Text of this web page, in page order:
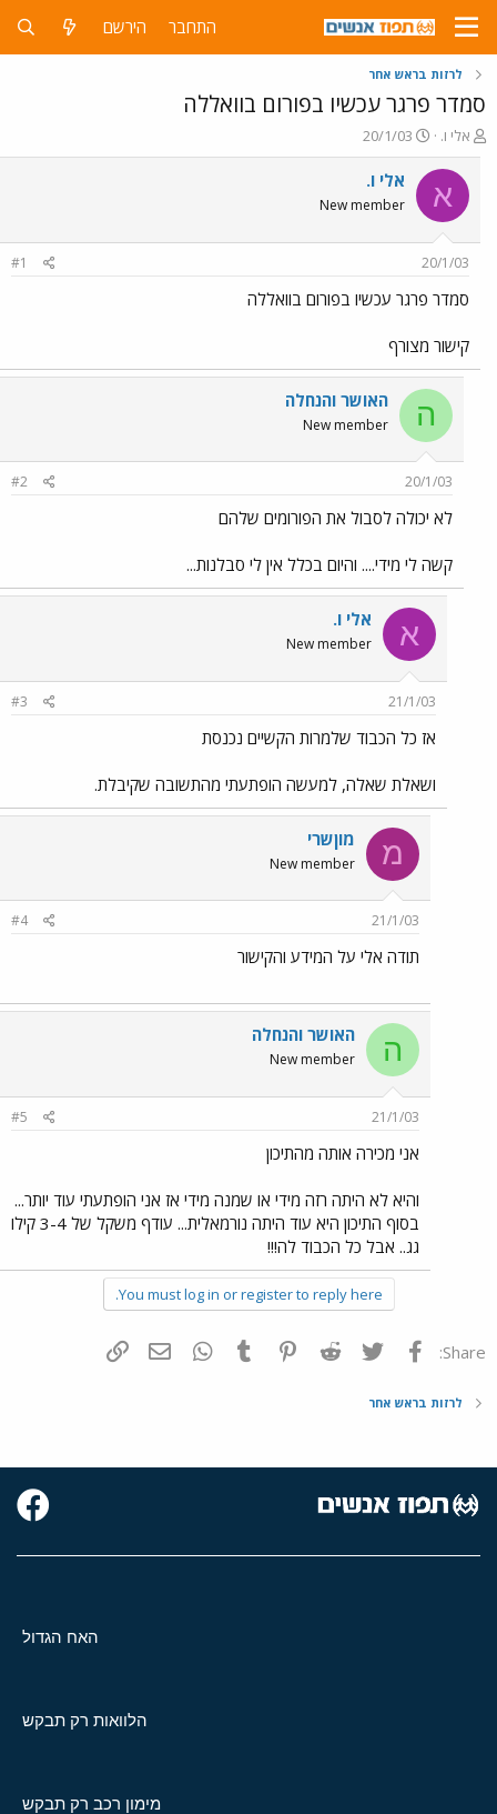
התחבר הירשם
לרזות בראש אחר
סמדר פרגר עכשיו בפורום בוואללה
פ
ו
ת
ח
ה
ש
א
אלי ו.
פ
ו
ר
20/1/03
א אלי ו.
New member
20/1/03
#1
סמדר פרגר עכשיו בפורום בוואללה
קישור מצורף
ה האושר והנחלה
New member
20/1/03
#2
לא יכולה לסבול את הפורומים שלהם
קשה לי מידי.... והיום בכלל אין לי סבלנות...
א אלי ו.
New member
21/1/03
#3
אז כל הכבוד שלמרות הקשיים נכנסת
ושאלת שאלה, למעשה הופתעתי מהתשובה שקיבלת.
מ מוןשרי
New member
21/1/03
#4
תודה אלי על המידע והקישור
ה האושר והנחלה
New member
21/1/03
#5
אני מכירה אותה מהתיכון
והיא לא היתה רזה מידי או שמנה מידי אז אני הופתעתי עוד יותר...
בסוף התיכון היא עוד היתה נורמאלית... עודף משקל של 3-4 קילו
גג.. אבל כל הכבוד לה!!!
You must log in or register to reply here.
Share: פייסבוק Twitter
Reddit
Pinterest
Tumblr
WhatsAppדואר אלקטרוני
לרזות בראש אחר
האח הגדול
הלוואות רק תבקש
מימון רכב רק תבקש